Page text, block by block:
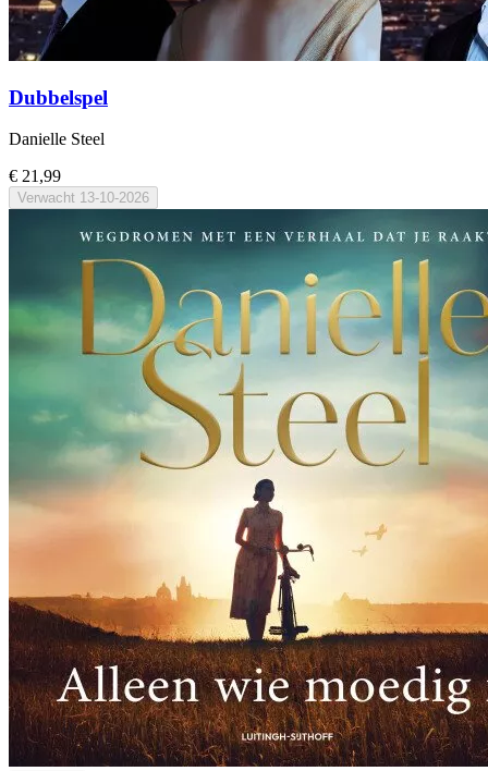
Dubbelspel
Danielle Steel
€ 21,99
Verwacht 13-10-2026